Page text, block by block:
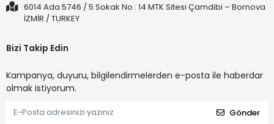
6014 Ada 5746 / 5 Sokak No : 14 MTK Sitesi Çamdibi – Bornova
İZMİR / TURKEY
Bizi Takip Edin
Kampanya, duyuru, bilgilendirmelerden e-posta ile haberdar
olmak istiyorum.
Gönder